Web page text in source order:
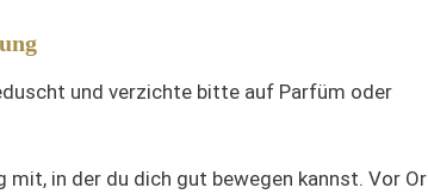
und verzichte bitte auf Parfüm oder
mit, in der du dich gut bewegen kannst. Vor